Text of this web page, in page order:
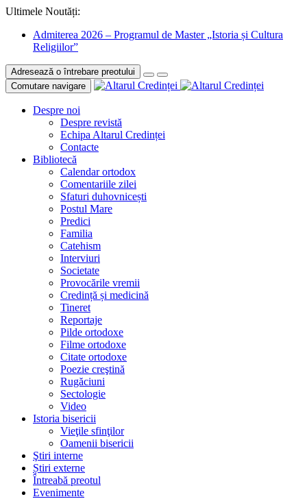
Ultimele Noutăți:
Admiterea 2026 – Programul de Master „Istoria și Cultura
Religiilor”
Adresează o întrebare preotului
Comutare navigare
Despre noi
Despre revistă
Echipa Altarul Credinței
Contacte
Bibliotecă
Calendar ortodox
Comentariile zilei
Sfaturi duhovnicești
Postul Mare
Predici
Familia
Catehism
Interviuri
Societate
Provocările vremii
Credință și medicină
Tineret
Reportaje
Pilde ortodoxe
Filme ortodoxe
Citate ortodoxe
Poezie creştină
Rugăciuni
Sectologie
Video
Istoria bisericii
Vieţile sfinţilor
Oamenii bisericii
Ştiri interne
Știri externe
Întreabă preotul
Evenimente